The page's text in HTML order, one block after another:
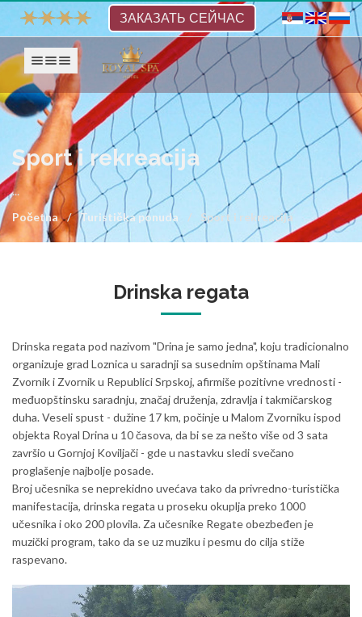
ЗАКАЗАТЬ СЕЙЧАС
Show navigation
Sport i rekreacija
...
Početna Turistička ponuda Sport i rekreacija
Drinska regata
Drinska regata pod nazivom "Drina je samo jedna", koju tradicionalno
organizuje grad Loznica u saradnji sa susednim opštinama Mali
Zvornik i Zvornik u Republici Srpskoj, afirmiše pozitivne vrednosti -
međuopštinsku saradnju, značaj druženja, zdravlja i takmičarskog
duha. Veseli spust - dužine 17 km, počinje u Malom Zvorniku ispod
objekta Royal Drina u 10 časova, da bi se za nešto više od 3 sata
završio u Gornjoj Koviljači - gde u nastavku sledi svečano
proglašenje najbolje posade.
Broj učesnika se neprekidno uvećava tako da privredno-turistička
manifestacija, drinska regata u proseku okuplja preko 1000
učesnika i oko 200 plovila. Za učesnike Regate obezbeđen je
muzički program, tako da se uz muziku i pesmu do cilja stiže
raspevano.